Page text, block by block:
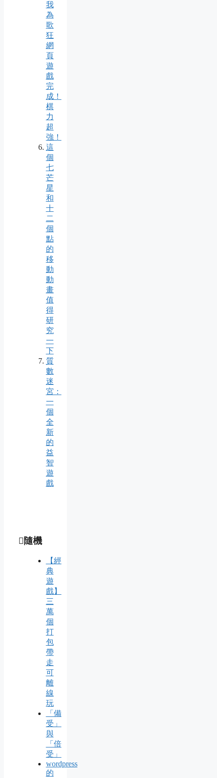
我
為
歌
狂
網
頁
遊
戲
完
成！
棋
力
超
強！
這
個
七
芒
星
和
十
二
個
點
的
移
動
動
畫
值
得
研
究
一
下
質
數
迷
宮：
一
個
全
新
的
益
智
遊
戲
隨機
【經
典
遊
戲】
三
萬
個
打
包
帶
走
可
離
線
玩
「備
受」
與
「倍
受」
wordpress
的